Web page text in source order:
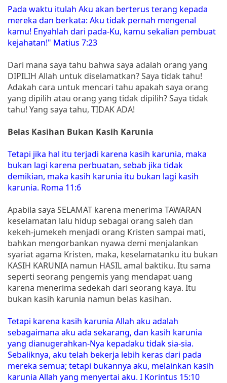
Pada waktu itulah Aku akan berterus terang kepada
mereka dan berkata: Aku tidak pernah mengenal
kamu! Enyahlah dari pada-Ku, kamu sekalian pembuat
kejahatan!" Matius 7:23
Dari mana saya tahu bahwa saya adalah orang yang
DIPILIH Allah untuk diselamatkan? Saya tidak tahu!
Adakah cara untuk mencari tahu apakah saya orang
yang dipilih atau orang yang tidak dipilih? Saya tidak
tahu! Yang saya tahu, TIDAK ADA!
Belas Kasihan Bukan Kasih Karunia
Tetapi jika hal itu terjadi karena kasih karunia, maka
bukan lagi karena perbuatan, sebab jika tidak
demikian, maka kasih karunia itu bukan lagi kasih
karunia. Roma 11:6
Apabila saya SELAMAT karena menerima TAWARAN
keselamatan lalu hidup sebagai orang saleh dan
kekeh-jumekeh menjadi orang Kristen sampai mati,
bahkan mengorbankan nyawa demi menjalankan
syariat agama Kristen, maka, keselamatanku itu bukan
KASIH KARUNIA namun HASIL amal baktiku. Itu sama
seperti seorang pengemis yang mendapat uang
karena menerima sedekah dari seorang kaya. Itu
bukan kasih karunia namun belas kasihan.
Tetapi karena kasih karunia Allah aku adalah
sebagaimana aku ada sekarang, dan kasih karunia
yang dianugerahkan-Nya kepadaku tidak sia-sia.
Sebaliknya, aku telah bekerja lebih keras dari pada
mereka semua; tetapi bukannya aku, melainkan kasih
karunia Allah yang menyertai aku. I Korintus 15:10